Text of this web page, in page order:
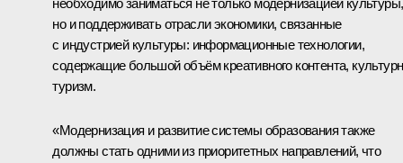
необходимо заниматься не только модернизацией культуры,
но и поддерживать отрасли экономики, связанные
с индустрией культуры: информационные технологии,
содержащие большой объём креативного контента,
туризм.
«Модернизация и развитие системы образования также
должны стать одними из приоритетных направлений, что